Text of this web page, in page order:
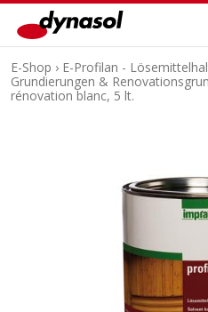
E-Shop › E-Profilan -
Grundierungen &
rénovation blanc, 5 lt.